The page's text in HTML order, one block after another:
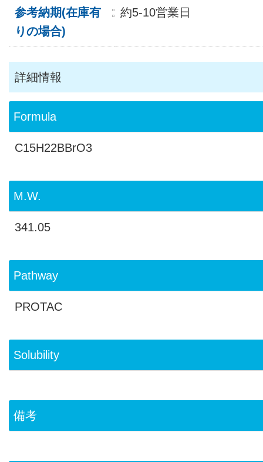
参考納期(在庫有
りの場合)
約5-10営業日
詳細情報
Formula
C15H22BBrO3
M.W.
341.05
Pathway
PROTAC
Solubility
備考